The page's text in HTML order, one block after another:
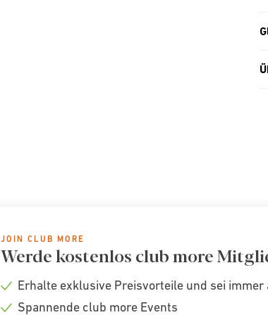
JOIN CLUB MORE
Werde kostenlos club more
Check
Erhalte exklusive Preisvorteile und sei
Spannende club more Events